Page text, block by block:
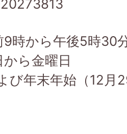
9時から午後5時30
ら金曜日
び年末年始（12月